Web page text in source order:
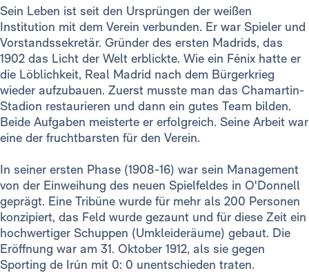
Sein Leben ist seit den Ursprüngen der weißen
Institution mit dem Verein verbunden. Er war Spieler und
Vorstandssekretär. Gründer des ersten Madrids, das
1902 das Licht der Welt erblickte. Wie ein Fénix hatte er
die Löblichkeit, Real Madrid nach dem Bürgerkrieg
wieder aufzubauen. Zuerst musste man das Chamartin-
Stadion restaurieren und dann ein gutes Team bilden.
Beide Aufgaben meisterte er erfolgreich. Seine Arbeit war
eine der fruchtbarsten für den Verein.
In seiner ersten Phase (1908-16) war sein Management
von der Einweihung des neuen Spielfeldes in O'Donnell
geprägt. Eine Tribüne wurde für mehr als 200 Personen
konzipiert, das Feld wurde gezaunt und für diese Zeit ein
hochwertiger Schuppen (Umkleideräume) gebaut. Die
Eröffnung war am 31. Oktober 1912, als sie gegen
Sporting de Irún mit 0: 0 unentschieden traten.